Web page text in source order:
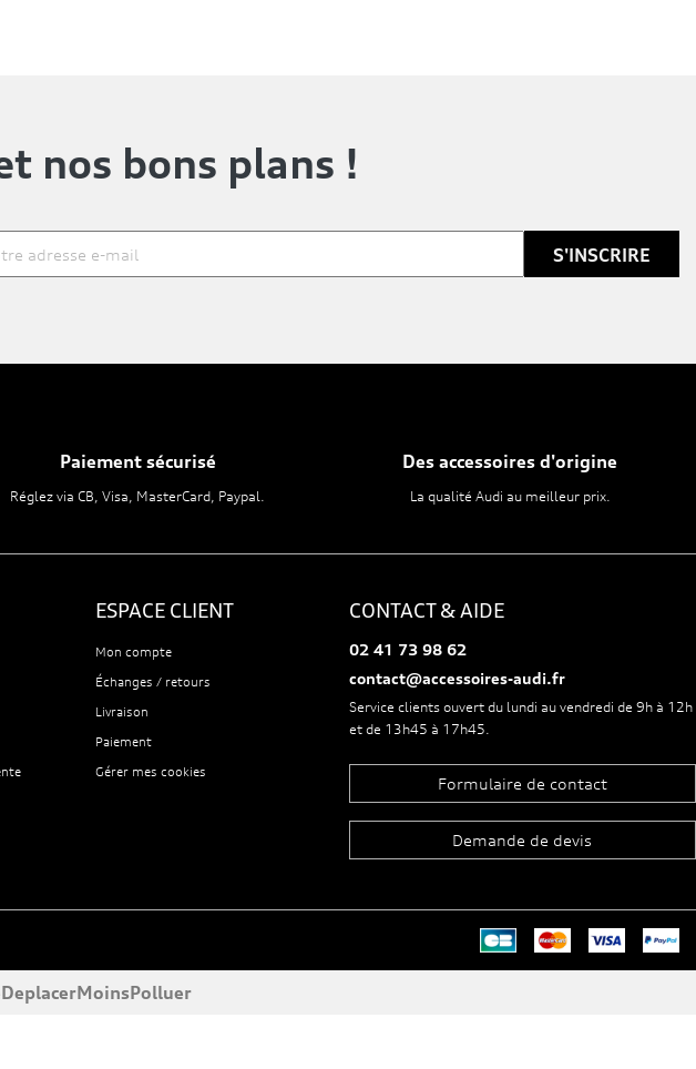
nos bons plans !
Paiement sécurisé
Réglez via CB, Visa, MasterCard, Paypal.
Des accessoires d'origine
La qualité Audi au meilleur prix.
ESPACE CLIENT
Mon compte
Échanges / retours
Livraison
Paiement
Gérer mes cookies
CONTACT & AIDE
02 41 73 98 62
contact@accessoires-audi.fr
Service clients ouvert du lundi au vendredi de 9h à 12h
et de 13h45 à 17h45.
Formulaire de contact
Demande de devis